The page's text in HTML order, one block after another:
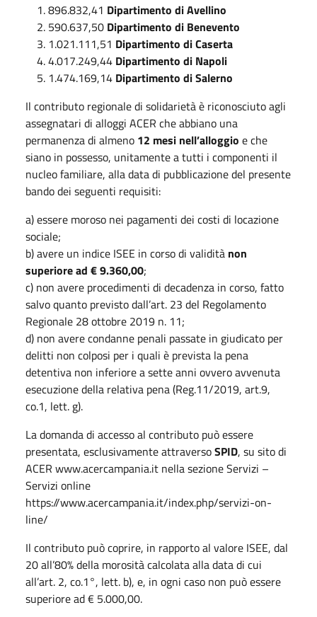
896.832,41 Dipartimento di Avellino
590.637,50 Dipartimento di Benevento
1.021.111,51 Dipartimento di Caserta
4.017.249,44 Dipartimento di Napoli
1.474.169,14 Dipartimento di Salerno
Il contributo regionale di solidarietà è riconosciuto agli
assegnatari di alloggi ACER che abbiano una
permanenza di almeno 12 mesi nell’alloggio e che
siano in possesso, unitamente a tutti i componenti il
nucleo familiare, alla data di pubblicazione del presente
bando dei seguenti requisiti:
a) essere moroso nei pagamenti dei costi di locazione
sociale;
b) avere un indice ISEE in corso di validità non
superiore ad € 9.360,00;
c) non avere procedimenti di decadenza in corso, fatto
salvo quanto previsto dall’art. 23 del Regolamento
Regionale 28 ottobre 2019 n. 11;
d) non avere condanne penali passate in giudicato per
delitti non colposi per i quali è prevista la pena
detentiva non inferiore a sette anni ovvero avvenuta
esecuzione della relativa pena (Reg.11/2019, art.9,
co.1, lett. g).
La domanda di accesso al contributo può essere
presentata, esclusivamente attraversoSPID, su sito di
ACER www.acercampania.it nella sezione Servizi –
Servizi online
https://www.acercampania.it/index.php/servizi-on-
line/
Il contributo può coprire, in rapporto al valore ISEE, dal
20 all’80% della morosità calcolata alla data di cui
all’art. 2, co.1°, lett. b), e, in ogni caso non può essere
superiore ad € 5.000,00.